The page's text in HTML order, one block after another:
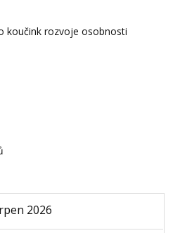
koučink rozvoje osobnosti
2026